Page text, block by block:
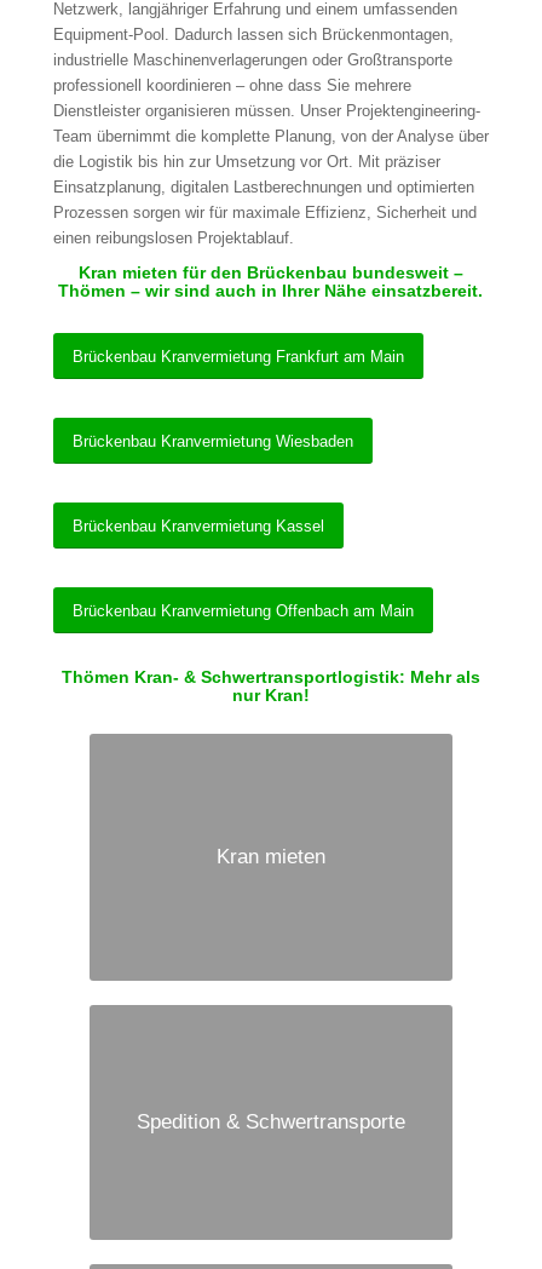
Netzwerk, langjähriger Erfahrung und einem umfassenden
Equipment-Pool. Dadurch lassen sich Brückenmontagen,
industrielle Maschinenverlagerungen oder Großtransporte
professionell koordinieren – ohne dass Sie mehrere
Dienstleister organisieren müssen. Unser Projektengineering-
Team übernimmt die komplette Planung, von der Analyse über
die Logistik bis hin zur Umsetzung vor Ort. Mit präziser
Einsatzplanung, digitalen Lastberechnungen und optimierten
Prozessen sorgen wir für maximale Effizienz, Sicherheit und
einen reibungslosen Projektablauf.
Kran mieten für den Brückenbau bundesweit –
Thömen – wir sind auch in Ihrer Nähe einsatzbereit.
Brückenbau Kranvermietung Frankfurt am Main
Brückenbau Kranvermietung Wiesbaden
Brückenbau Kranvermietung Kassel
Brückenbau Kranvermietung Offenbach am Main
Thömen Kran- & Schwertransportlogistik: Mehr als
nur Kran!
Kran mieten
Spedition & Schwertransporte